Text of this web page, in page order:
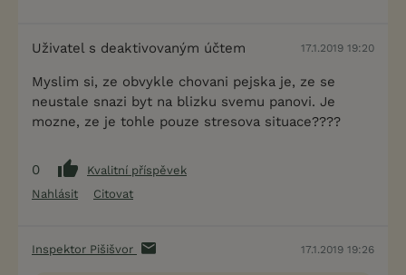
Uživatel s deaktivovaným účtem 17.1.2019 19:20
Myslim si, ze obvykle chovani pejska je, ze se
neustale snazi byt na blizku svemu panovi. Je
mozne, ze je tohle pouze stresova situace????
0
Kvalitní příspěvek
Nahlásit
Citovat
Inspektor Pišišvor 17.1.2019 19:26